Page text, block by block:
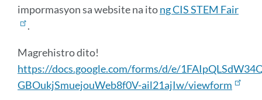
impormasyon sa website na itong CIS STEM Fair
.
Magrehistro dito!
https://docs.google.com/forms/d/e/
GBOukjSmuejouWeb8f0V-ail21ajIw/viewform